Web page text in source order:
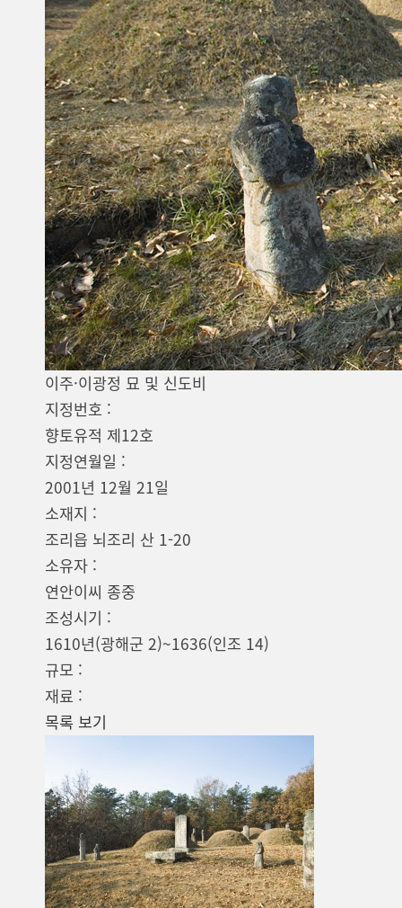
이주·이광정 묘 및 신도비
지정번호 :
향토유적 제12호
지정연월일 :
2001년 12월 21일
소재지 :
조리읍 뇌조리 산 1-20
소유자 :
연안이씨 종중
조성시기 :
1610년(광해군 2)~1636(인조 14)
규모 :
재료 :
목록 보기